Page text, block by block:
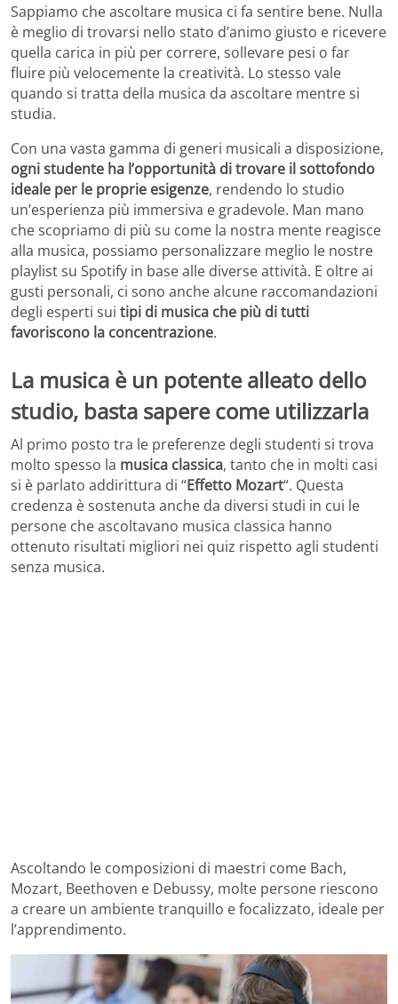
Sappiamo che ascoltare musica ci fa sentire bene. Nulla
è meglio di trovarsi nello stato d’animo giusto e ricevere
quella carica in più per correre, sollevare pesi o far
fluire più velocemente la creatività. Lo stesso vale
quando si tratta della musica da ascoltare mentre si
studia.
Con una vasta gamma di generi musicali a disposizione,
ogni studente ha l’opportunità di trovare il sottofondo
ideale per le proprie esigenze, rendendo lo studio
un’esperienza più immersiva e gradevole. Man mano
che scopriamo di più su come la nostra mente reagisce
alla musica, possiamo personalizzare meglio le nostre
playlist su Spotify in base alle diverse attività. E oltre ai
gusti personali, ci sono anche alcune raccomandazioni
degli esperti sui tipi di musica che più di tutti
favoriscono la concentrazione.
La musica è un potente alleato dello
studio, basta sapere come utilizzarla
Al primo posto tra le preferenze degli studenti si trova
molto spesso la musica classica, tanto che in molti casi
si è parlato addirittura di “Effetto Mozart“. Questa
credenza è sostenuta anche da diversi studi in cui le
persone che ascoltavano musica classica hanno
ottenuto risultati migliori nei quiz rispetto agli studenti
senza musica.
Ascoltando le composizioni di maestri come Bach,
Mozart, Beethoven e Debussy, molte persone riescono
a creare un ambiente tranquillo e focalizzato, ideale per
l’apprendimento.